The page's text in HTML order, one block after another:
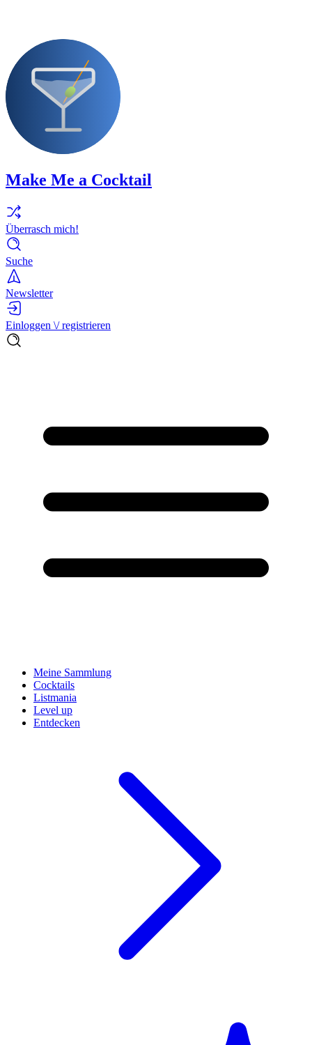
Make Me a Cocktail
Überrasch mich!
Suche
Newsletter
Einloggen \/ registrieren
Meine Sammlung
Cocktails
Listmania
Level up
Entdecken